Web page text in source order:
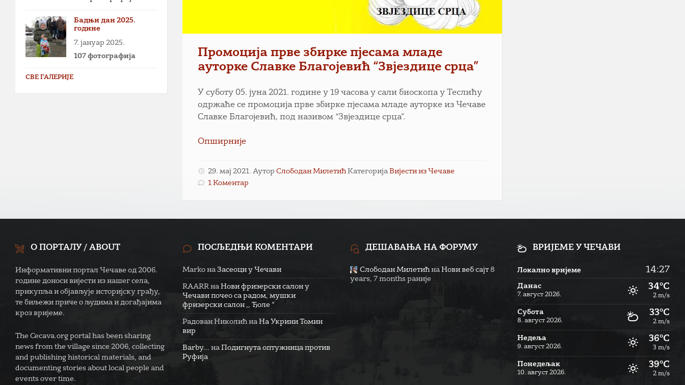
Промоција прве збирке пјесама младе
ауторке Славке Благојевић “Звјездице срца”
У суботу 05. јуна 2021. године у 19 часова у сали биоскопа у Теслићу
одржаће се промоција прве збирке пјесама младе ауторке из Чечаве
Славке Благојевић, под називом “Звјездице срца”.
Опширније
29. мај 2021. АуторСлободан Милетић КатегоријаВијести из Чечаве
1 Коментар
Бадњи дан 2025.
године
7. јануар 2025.
107 фотографија
СВЕ ГАЛЕРИЈЕ
О ПОРТАЛУ / ABOUT
Информативни портал Чечаве од 2006.
године доноси вијести из нашег села,
прикупља и објављује историјску грађу,
те биљежи приче о људима и догађајима
кроз вријеме.
The Cecava.org portal has been sharing
news from the village since 2006, collecting
and publishing historical materials, and
documenting stories about local people and
events over time.
ПОСЉЕДЊИ КОМЕНТАРИ
Marko наЗасеоци у Чечави
RAARR наНови фризерски салон у
Чечави почео са радом, мушки
фризерски салон ,, Ђоле “
Радован Николић наНа Укрини Томин
вир
Barby... наПодигнута оптужница против
Руфија
ДЕШАВАЊА НА ФОРУМУ
Слободан Милетић на Нови веб сајт 8
years, 7 months раније
ВРИЈЕМЕ У ЧЕЧАВИ
Локално вријеме 14:27
Данас
7. август 2026.
34°C
2 m/s
Субота
8. август 2026.
33°C
2 m/s
Недеља
9. август 2026.
36°C
3 m/s
Понедељак
10. август 2026.
39°C
2 m/s